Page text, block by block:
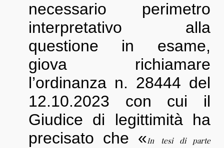
necessario perimetro
interpretativo alla
questione in esame,
giova richiamare
l’ordinanza n. 28444 del
12.10.2023 con cui il
Giudice di legittimità ha
precisato che «In tesi di parte